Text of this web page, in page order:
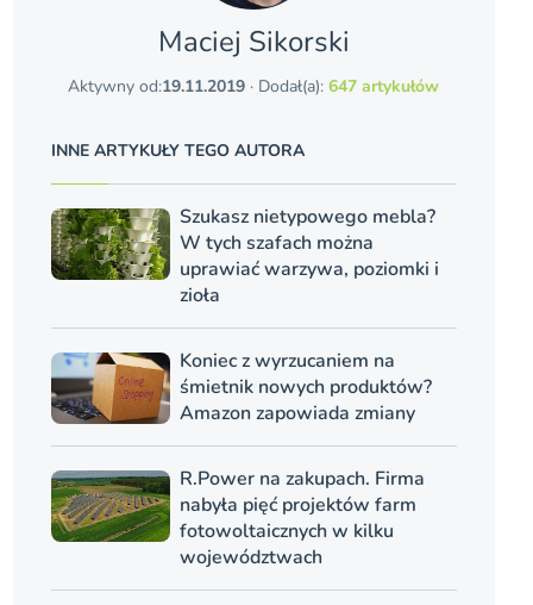
Maciej Sikorski
Aktywny od:19.11.2019 · Dodał(a):647 artykułów
INNE ARTYKUŁY TEGO AUTORA
Szukasz nietypowego mebla?
W tych szafach można
uprawiać warzywa, poziomki i
zioła
Koniec z wyrzucaniem na
śmietnik nowych produktów?
Amazon zapowiada zmiany
R.Power na zakupach. Firma
nabyła pięć projektów farm
fotowoltaicznych w kilku
województwach